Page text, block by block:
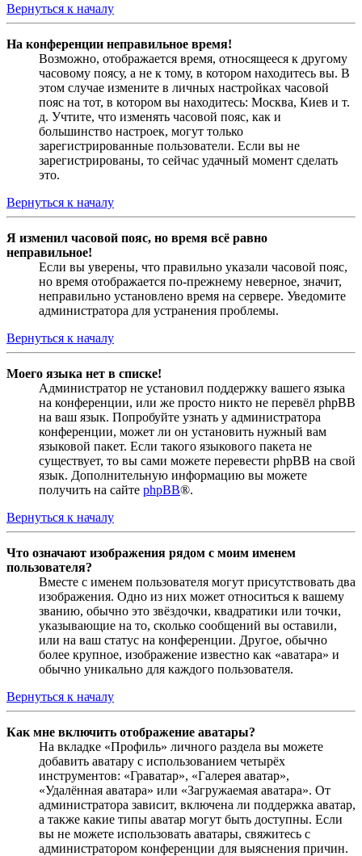
Вернуться к началу
На конференции неправильное время!
Возможно, отображается время, относящееся к другому
часовому поясу, а не к тому, в котором находитесь вы. В
этом случае измените в личных настройках часовой
пояс на тот, в котором вы находитесь: Москва, Киев и т.
д. Учтите, что изменять часовой пояс, как и
большинство настроек, могут только
зарегистрированные пользователи. Если вы не
зарегистрированы, то сейчас удачный момент сделать
это.
Вернуться к началу
Я изменил часовой пояс, но время всё равно
неправильное!
Если вы уверены, что правильно указали часовой пояс,
но время отображается по-прежнему неверное, значит,
неправильно установлено время на сервере. Уведомите
администратора для устранения проблемы.
Вернуться к началу
Моего языка нет в списке!
Администратор не установил поддержку вашего языка
на конференции, или же просто никто не перевёл phpBB
на ваш язык. Попробуйте узнать у администратора
конференции, может ли он установить нужный вам
языковой пакет. Если такого языкового пакета не
существует, то вы сами можете перевести phpBB на свой
язык. Дополнительную информацию вы можете
получить на сайте phpBB®.
Вернуться к началу
Что означают изображения рядом с моим именем
пользователя?
Вместе с именем пользователя могут присутствовать два
изображения. Одно из них может относиться к вашему
званию, обычно это звёздочки, квадратики или точки,
указывающие на то, сколько сообщений вы оставили,
или на ваш статус на конференции. Другое, обычно
более крупное, изображение известно как «аватара» и
обычно уникально для каждого пользователя.
Вернуться к началу
Как мне включить отображение аватары?
На вкладке «Профиль» личного раздела вы можете
добавить аватару с использованием четырёх
инструментов: «Граватар», «Галерея аватар»,
«Удалённая аватара» или «Загружаемая аватара». От
администратора зависит, включена ли поддержка аватар,
а также какие типы аватар могут быть доступны. Если
вы не можете использовать аватары, свяжитесь с
администратором конференции для выяснения причин.